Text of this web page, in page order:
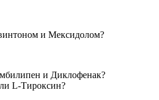
и Мексидолом?
и Диклофенак?
L-Тироксин?